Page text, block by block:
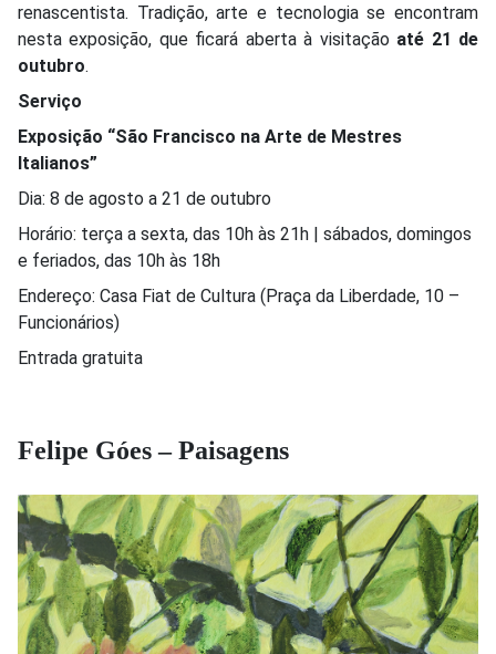
renascentista. Tradição, arte e tecnologia se encontram
nesta exposição, que ficará aberta à visitação até 21 de
outubro.
Serviço
Exposição “São Francisco na Arte de Mestres
Italianos”
Dia: 8 de agosto a 21 de outubro
Horário: terça a sexta, das 10h às 21h | sábados, domingos
e feriados, das 10h às 18h
Endereço: Casa Fiat de Cultura (Praça da Liberdade, 10 –
Funcionários)
Entrada gratuita
Felipe Góes – Paisagens